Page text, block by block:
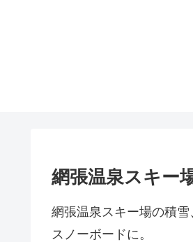
網張温泉スキー
網張温泉スキー場の積
スノーボードに。